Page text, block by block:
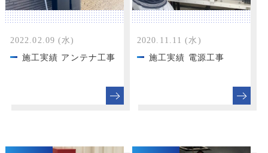
2022.02.09 (水)
施工実績 アンテナ工事
2020.11.11 (水)
施工実績 電源工事